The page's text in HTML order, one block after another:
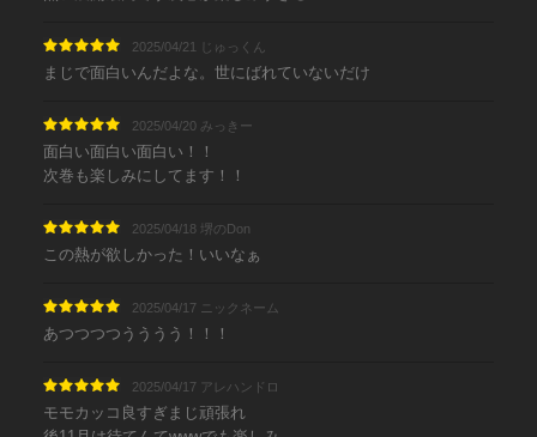
2025/04/21 じゅっくん
まじで面白いんだよな。世にばれていないだけ
2025/04/20 みっきー
面白い面白い面白い！！
次巻も楽しみにしてます！！
2025/04/18 堺のDon
この熱が欲しかった！いいなぁ
2025/04/17 ニックネーム
あつつつつうううう！！！
2025/04/17 アレハンドロ
モモカッコ良すぎまじ頑張れ